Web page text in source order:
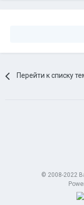
Перейти к списку
© 2008-2022